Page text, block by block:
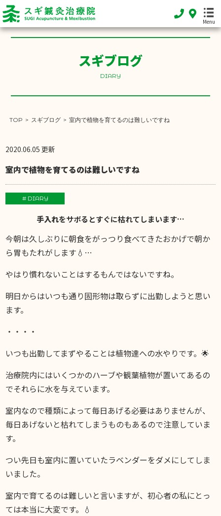
Menu
ホーム
HOME
店舗案内
SHOP INFO
スギブログ
スギブログ
DIARY
TOP > スギブログ > 室内で植物を育てるのは難しいですね
2020.06.05 更新
室内で植物を育てるのは難しいですね
# DIARY
手入れをサボるとすぐに枯れてしまいます…
今朝は久しぶりに朝食をがっつり食べてきたおかげで朝か
ら胃もたれがします💧…
やはり慣れないことはするもんではないですね。
明日からはいつも通り固形物は取らずに出勤しようと思い
ます。
・・・・
いつも出勤してまずやることは植物達への水やりです。🌟
治療院内にはいくつかのハーブや観葉植物が置いてあるの
でそれらに水を与えています。
室内なので種類によって毎日あげる必要はありませんが、
毎日あげないと枯れてしまうものもあるので注意していま
す。
つい先日も室内に置いていたラベンダーをダメにしてしま
いました。
室内で育てるのは難しいと言いますが、初心者の私にとっ
ては本当に大変です。💧